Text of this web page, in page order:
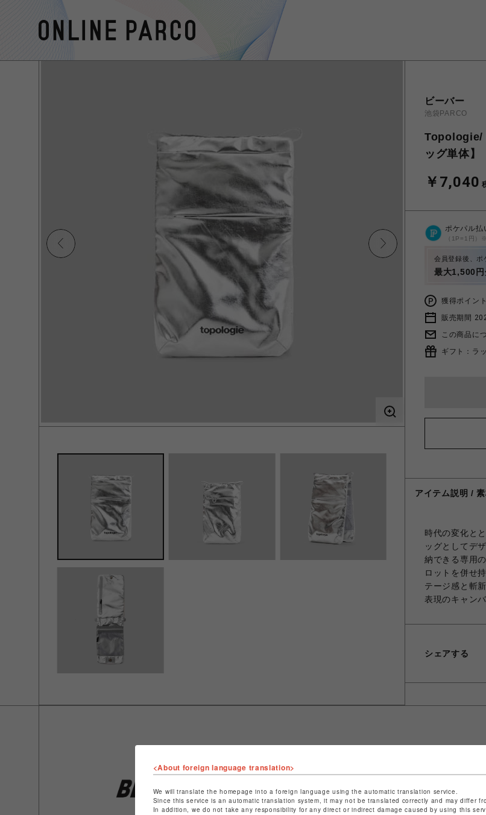
ビーバー
池袋PARCO
Topologie/
ッグ単体】
￥7,040
ポケパル払
（1P=1円）
会員登録後、ポ
最大1,500円
獲得ポイン
販売期間
この商品に
ギフト：ラ
アイテム説明 /
時代の変化と
ッグとしてデ
納できる専用
ロットを併せ
テージ感と斬
表現のキャン
シェアする
店舗名
池袋PARCO
特定商取引法など法令に基づく表記はこちら
<About foreign language translation>
We will translate the homepage into a foreign language using the automatic translation service.
Since this service is an automatic translation system, it may not be translated correctly and may differ
In addition, we do not take any responsibility for any direct or indirect damage caused by using this